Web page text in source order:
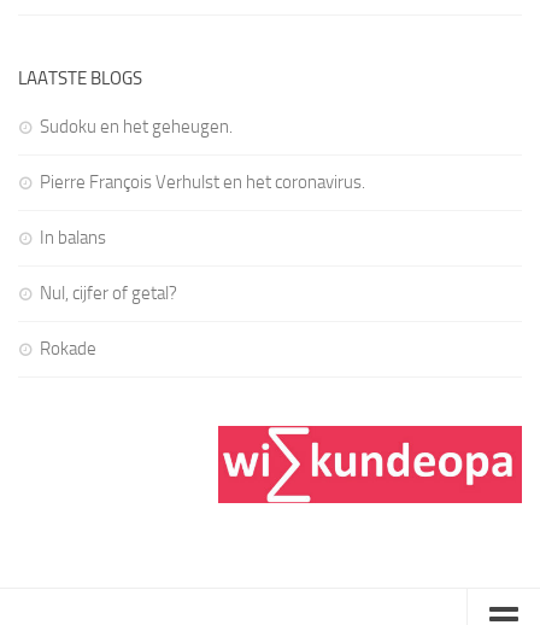
LAATSTE BLOGS
Sudoku en het geheugen.
Pierre François Verhulst en het coronavirus.
In balans
Nul, cijfer of getal?
Rokade